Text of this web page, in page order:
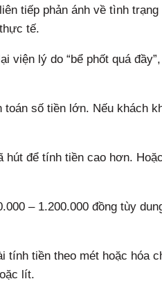
tiếp phản ánh về tình
tế.
lý do “bể phốt quá đầy”,
số tiền lớn. Nếu khách
để tính tiền cao hơn.
– 1.200.000 đồng tùy
tiền theo mét hoặc hóa
lít.